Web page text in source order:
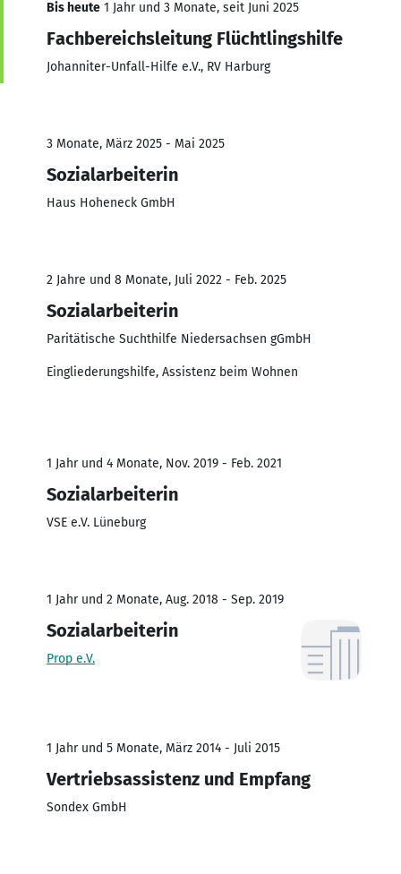
Bis heute 1 Jahr und 3 Monate, seit Juni 2025
Fachbereichsleitung Flüchtlingshilfe
Johanniter-Unfall-Hilfe e.V., RV Harburg
3 Monate, März 2025 - Mai 2025
Sozialarbeiterin
Haus Hoheneck GmbH
2 Jahre und 8 Monate, Juli 2022 - Feb. 2025
Sozialarbeiterin
Paritätische Suchthilfe Niedersachsen gGmbH
Eingliederungshilfe, Assistenz beim Wohnen
1 Jahr und 4 Monate, Nov. 2019 - Feb. 2021
Sozialarbeiterin
VSE e.V. Lüneburg
1 Jahr und 2 Monate, Aug. 2018 - Sep. 2019
Sozialarbeiterin
Prop e.V.
1 Jahr und 5 Monate, März 2014 - Juli 2015
Vertriebsassistenz und Empfang
Sondex GmbH